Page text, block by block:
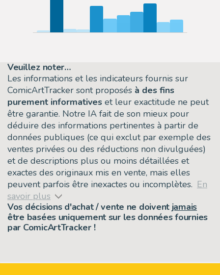
Veuillez noter…
Les informations et les indicateurs fournis sur
ComicArtTracker sont proposés à des fins
purement informatives et leur exactitude ne peut
être garantie. Notre IA fait de son mieux pour
déduire des informations pertinentes à partir de
données publiques (ce qui exclut par exemple des
ventes privées ou des réductions non divulguées)
et de descriptions plus ou moins détaillées et
exactes des originaux mis en vente, mais elles
peuvent parfois être inexactes ou incomplètes. En
savoir plus
Vos décisions d'achat / vente ne doivent jamais
être basées uniquement sur les données fournies
par ComicArtTracker !